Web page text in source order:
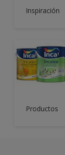
Inspiración
Productos